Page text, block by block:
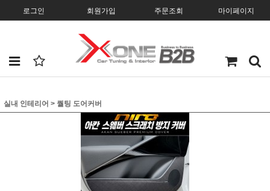
로그인 회원가입 주문조회 마이페이지
실내 인테리어 > 퀄팅 도어커버